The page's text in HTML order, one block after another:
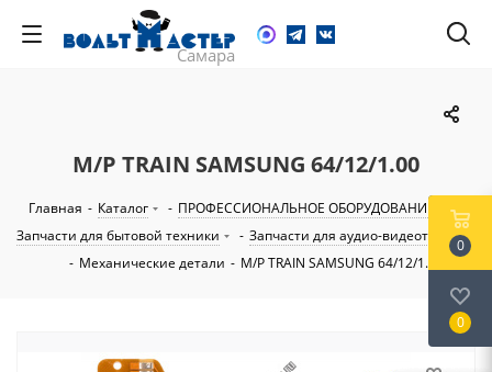
M/P TRAIN SAMSUNG 64/12/1.00
Главная - Каталог - ПРОФЕССИОНАЛЬНОЕ ОБОРУДОВАНИЕ
-
Запчасти для бытовой техники
- Запчасти для аудио-видеотехники
- Механические детали - M/P TRAIN SAMSUNG 64/12/1.00
0
0